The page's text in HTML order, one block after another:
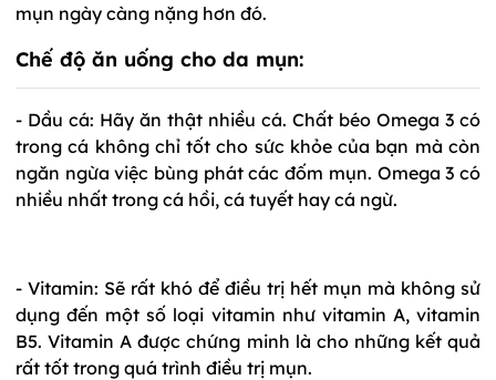
mụn ngày càng nặng hơn đó.
Chế độ ăn uống cho da mụn:
- Dầu cá: Hãy ăn thật nhiều cá. Chất béo Omega 3 có
trong cá không chỉ tốt cho sức khỏe của bạn mà còn
ngăn ngừa việc bùng phát các đốm mụn. Omega 3 có
nhiều nhất trong cá hồi, cá tuyết hay cá ngừ.
- Vitamin: Sẽ rất khó để điều trị hết mụn mà không sử
dụng đến một số loại vitamin như vitamin A, vitamin
B5. Vitamin A được chứng minh là cho những kết quả
rất tốt trong quá trình điều trị mụn.